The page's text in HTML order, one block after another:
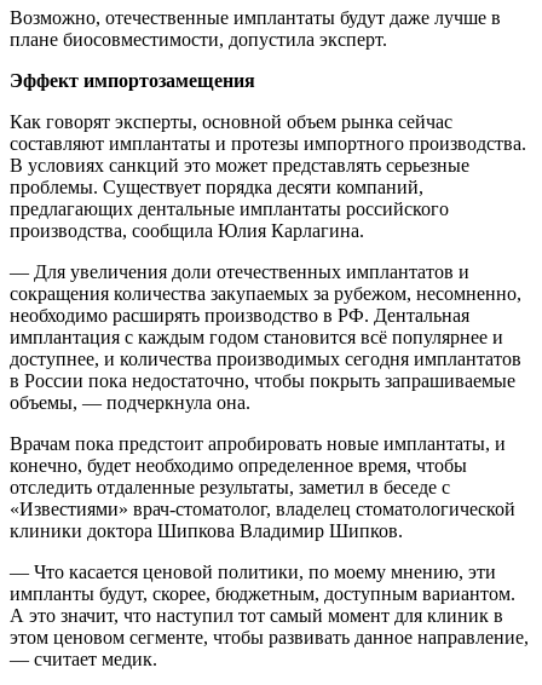
Возможно, отечественные имплантаты будут даже лучше в
плане биосовместимости, допустила эксперт.
Эффект импортозамещения
Как говорят эксперты, основной объем рынка сейчас
составляют имплантаты и протезы импортного производства.
В условиях санкций это может представлять серьезные
проблемы. Существует порядка десяти компаний,
предлагающих дентальные имплантаты российского
производства, сообщила Юлия Карлагина.
— Для увеличения доли отечественных имплантатов и
сокращения количества закупаемых за рубежом, несомненно,
необходимо расширять производство в РФ. Дентальная
имплантация с каждым годом становится всё популярнее и
доступнее, и количества производимых сегодня имплантатов
в России пока недостаточно, чтобы покрыть запрашиваемые
объемы, — подчеркнула она.
Врачам пока предстоит апробировать новые имплантаты, и
конечно, будет необходимо определенное время, чтобы
отследить отдаленные результаты, заметил в беседе с
«Известиями» врач-стоматолог, владелец стоматологической
клиники доктора Шипкова Владимир Шипков.
— Что касается ценовой политики, по моему мнению, эти
импланты будут, скорее, бюджетным, доступным вариантом.
А это значит, что наступил тот самый момент для клиник в
этом ценовом сегменте, чтобы развивать данное направление,
— считает медик.